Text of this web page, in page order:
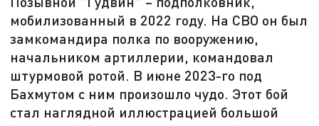
мобилизованный в 2022 году. На СВО он был
замкомандира полка по вооружению,
начальником артиллерии, командовал
штурмовой ротой. В июне 2023-го под
Бахмутом с ним произошло чудо. Этот бой
стал наглядной иллюстрацией большой